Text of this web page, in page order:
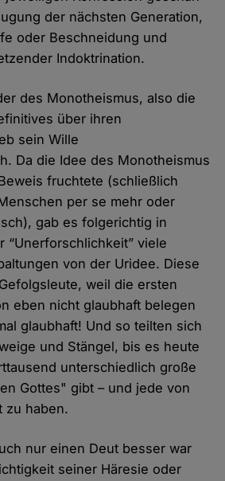
der nächsten Generation,
oder Beschneidung und
Indoktrination.
des Monotheismus, also die
über ihren
sein Wille
Da die Idee des Monotheismus
fruchtete (schließlich
per se mehr oder
gab es folgerichtig in
“Unerforschlichkeit” viele
von der Uridee. Diese
weil die ersten
eben nicht glaubhaft belegen
glaubhaft! Und so teilten sich
und Stängel, bis es heute
unterschiedlich große
Gottes" gibt – und jede von
zu haben.
nur einen Deut besser war
seiner Häresie oder